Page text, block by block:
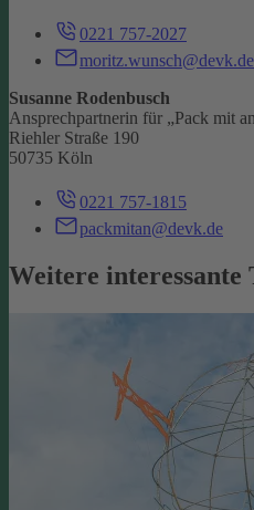
0221 757-2027
moritz.wunsch@devk.de
Susanne Rodenbusch
Ansprechpartnerin für „Pack mit
Riehler Straße 190
50735 Köln
0221 757-1815
packmitan@devk.de
Weitere interessante